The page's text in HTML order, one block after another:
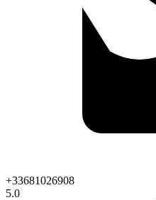
+33681026908
5.0